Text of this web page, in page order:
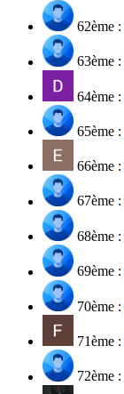
62ème :
63ème :
64ème :
65ème :
66ème :
67ème :
68ème :
69ème :
70ème :
71ème :
72ème :